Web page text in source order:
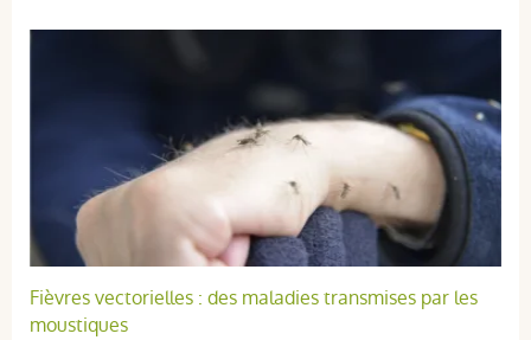
Fièvres vectorielles : des maladies transmises par les
moustiques